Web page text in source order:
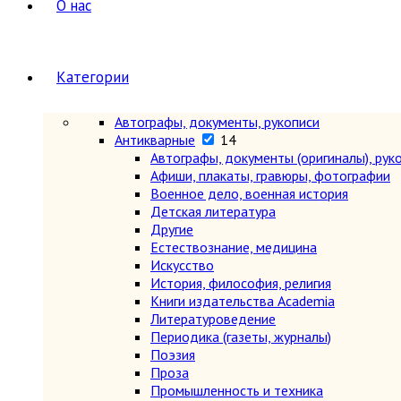
О нас
Категории
Автографы, документы, рукописи
Антикварные
14
Автографы, документы (оригиналы),
Афиши, плакаты, гравюры, фотографии
Военное дело, военная история
Детская литература
Другие
Естествознание, медицина
Искусство
История, философия, религия
Книги издательства Academia
Литературоведение
Периодика (газеты, журналы)
Поэзия
Проза
Промышленность и техника